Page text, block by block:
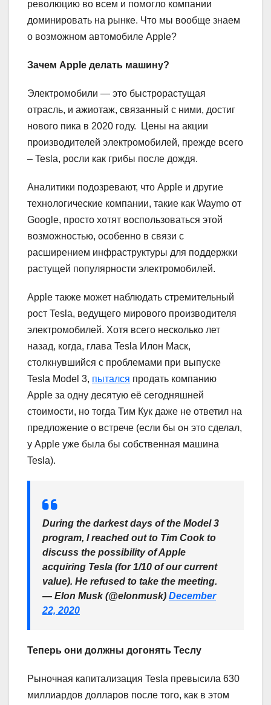
революцию во всем и помогло компании
доминировать на рынке. Что мы вообще знаем
о возможном автомобиле Apple?
Зачем Apple делать машину?
Электромобили — это быстрорастущая
отрасль, и ажиотаж, связанный с ними, достиг
нового пика в 2020 году. Цены на акции
производителей электромобилей, прежде всего
– Tesla, росли как грибы после дождя.
Аналитики подозревают, что Apple и другие
технологические компании, такие как Waymo от
Google, просто хотят воспользоваться этой
возможностью, особенно в связи с
расширением инфраструктуры для поддержки
растущей популярности электромобилей.
Apple также может наблюдать стремительный
рост Tesla, ведущего мирового производителя
электромобилей. Хотя всего несколько лет
назад, когда, глава Tesla Илон Маск,
столкнувшийся с проблемами при выпуске
Tesla Model 3, пытался продать компанию
Apple за одну десятую её сегодняшней
стоимости, но тогда Тим Кук даже не ответил на
предложение о встрече (если бы он это сделал,
у Apple уже была бы собственная машина
Tesla).
During the darkest days of the Model 3
program, I reached out to Tim Cook to
discuss the possibility of Apple
acquiring Tesla (for 1/10 of our current
value). He refused to take the meeting.
— Elon Musk (@elonmusk) December
22, 2020
Теперь они должны догонять Теслу
Рыночная капитализация Tesla превысила 630
миллиардов долларов после того, как в этом